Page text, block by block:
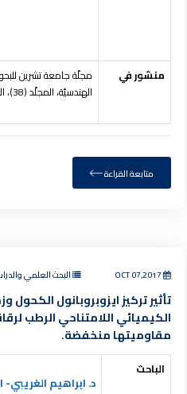
منشور في
مجلّة جامعة تشرين
الهندسيّة، المجلّد (38)، العدد (4) للعام (2016)
متابعة القراءة
البحث العلمي
تأثير تركيز ايزوبروبانول
الكيميائي اللامتناحي الرطب
مقاوميتها منخفضة.
الباحث
د. ابراهيم